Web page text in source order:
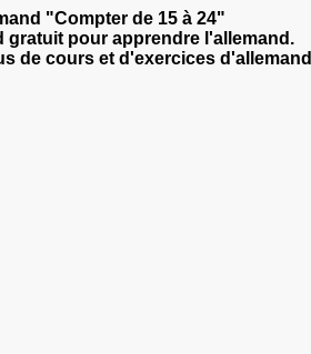
"Compter de 15 à 24"
gratuit pour apprendre l'allemand.
de cours et d'exercices